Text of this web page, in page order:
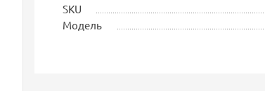
SKU
Модель